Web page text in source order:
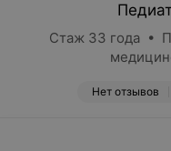
Стаж 33 года •
Нет отзывов